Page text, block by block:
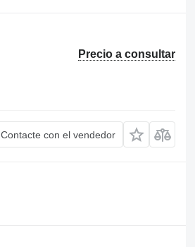
Precio a consultar
Contacte con el vendedor